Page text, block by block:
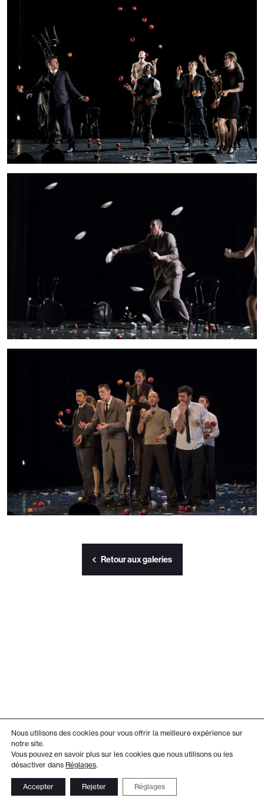
Retour aux galeries
Nous utilisons des cookies pour vous offrir la meilleure expérience sur
notre site.
Vous pouvez en savoir plus sur les cookies que nous utilisons ou les
désactiver dans Réglages.
Accepter Rejeter Réglages